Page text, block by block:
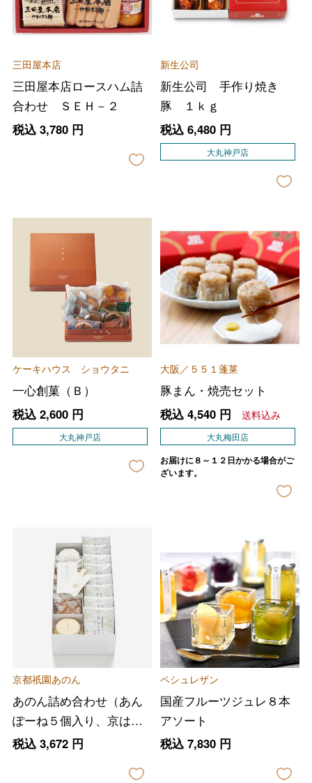
三田屋本店
三田屋本店ロースハム詰
合わせ ＳＥＨ－２
税込 3,780円
新生公司
新生公司 手作り焼き
豚 １ｋｇ
税込 6,480円
大丸神戸店
ケーキハウス ショウタニ
一心創菓（Ｂ）
税込 2,600円
大丸神戸店
大阪／５５１蓬莱
豚まん・焼売セット
税込 4,540円 送料込み
大丸梅田店
お届けに８～１２日かかる場合がご
ざいます。
京都祇園あのん
あのん詰め合わせ（あん
ぽーね５個入り、京はん
なり８個）
税込 3,672円
ペシュレザン
国産フルーツジュレ８本
アソート
税込 7,830円